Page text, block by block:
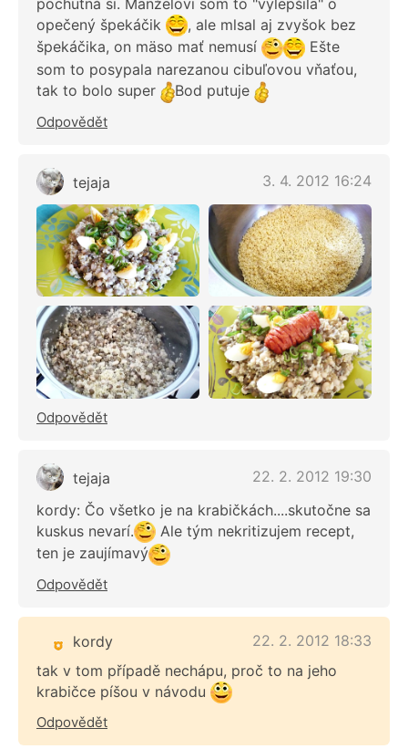
opečený špekáčik
, ale mlsal aj zvyšok bez
špekáčika, on mäso mať nemusí
Ešte
som to posypala narezanou cibuľovou vňaťou,
tak to bolo super
Bod putuje
Odpovědět
tejaja 3. 4. 2012 16:24
Odpovědět
tejaja
22. 2. 2012 19:30
kordy: Čo všetko je na krabičkách....skutočne sa
kuskus nevarí.
Ale tým nekritizujem recept,
ten je zaujímavý
Odpovědět
kordy
22. 2. 2012 18:33
tak v tom případě nechápu, proč to na jeho
krabičce píšou v návodu
Odpovědět